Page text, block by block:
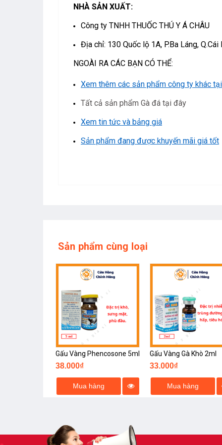
NHÀ SẢN XUẤT:
Công ty TNHH THUỐC THÚ Y Á CHÂU
Địa chỉ: 130 Quốc lộ 1A, P.Ba Láng, Q.Cái
NGOÀI RA CÁC BẠN CÓ THỂ:
Xem thêm các sản phẩm công ty khác
Tất cả sản phẩm Gà đá tại đây
Xem tin tức và bảng giá
Sản phẩm đang được khuyến mãi giá tốt
Sản phẩm cùng loại
Gấu Vàng Phencosone 5ml
38.000₫
Mua hàng
Gấu Vàng Gà Khò 2ml
33.000₫
Mua hàng